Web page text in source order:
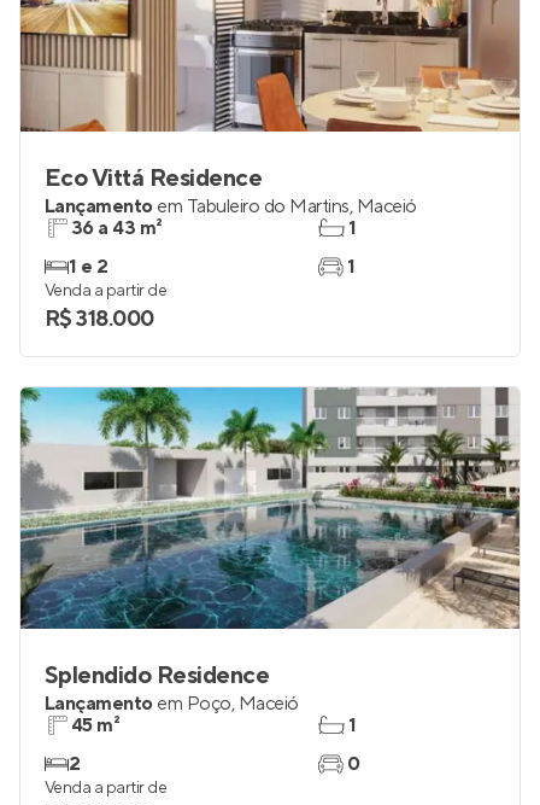
Eco Vittá Residence
Lançamento em Tabuleiro do Martins, Maceió
36 a 43 m²
1 e 2
1
1
Venda a partir de
R$ 318.000
Splendido Residence
Lançamento em Poço, Maceió
45 m²
2
1
0
Venda a partir de